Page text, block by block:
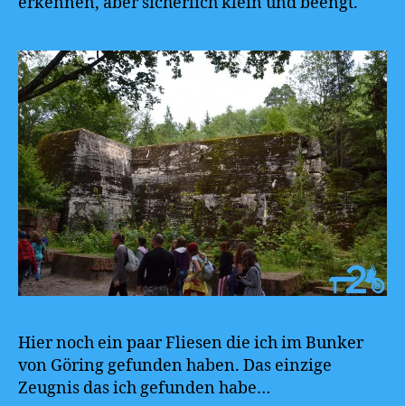
Hier noch ein paar Fliesen die ich im Bunker
von Göring gefunden haben. Das einzige
Zeugnis das ich gefunden habe…